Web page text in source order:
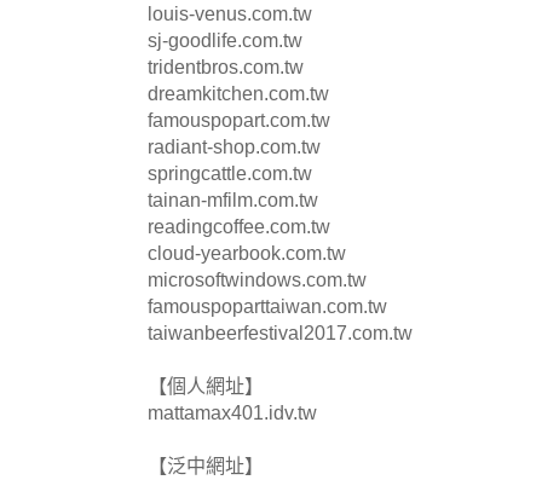
louis-venus.com.tw
sj-goodlife.com.tw
tridentbros.com.tw
dreamkitchen.com.tw
famouspopart.com.tw
radiant-shop.com.tw
springcattle.com.tw
tainan-mfilm.com.tw
readingcoffee.com.tw
cloud-yearbook.com.tw
microsoftwindows.com.tw
famouspoparttaiwan.com.tw
taiwanbeerfestival2017.com.tw
【個人網址】
mattamax401.idv.tw
【泛中網址】